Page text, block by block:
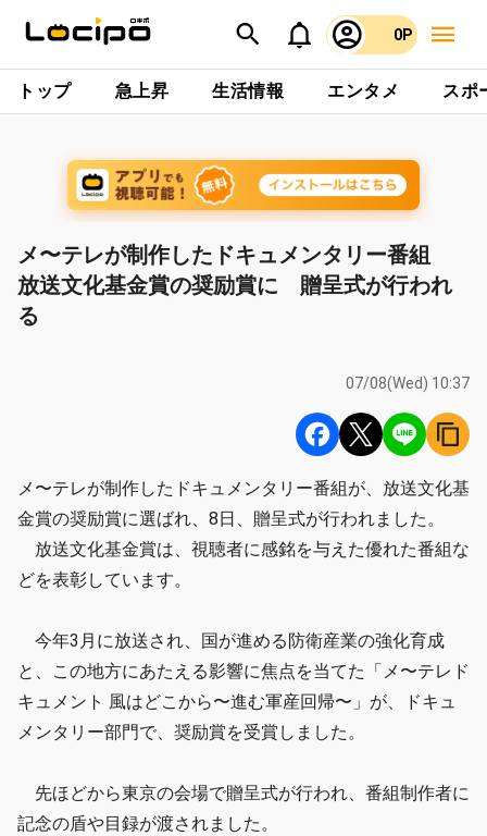
0P
トップ 急上昇 生活情報 エンタメ スポ
メ〜テレが制作したドキュメンタリー番組
放送文化基金賞の奨励賞に 贈呈式が行われ
る
07/08(Wed) 10:37
メ〜テレが制作したドキュメンタリー番組が、放送文化基
金賞の奨励賞に選ばれ、8日、贈呈式が行われました。
放送文化基金賞は、視聴者に感銘を与えた優れた番組な
どを表彰しています。
今年3月に放送され、国が進める防衛産業の強化育成
と、この地方にあたえる影響に焦点を当てた「メ〜テレド
キュメント 風はどこから〜進む軍産回帰〜」が、ドキュ
メンタリー部門で、奨励賞を受賞しました。
先ほどから東京の会場で贈呈式が行われ、番組制作者に
記念の盾や目録が渡されました。